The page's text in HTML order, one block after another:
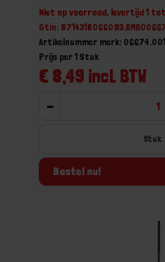
Niet op voorraad, levertijd 1
Gtin:
Artikelnummer merk:
€ 8,49 incl. BTW
Prijs per 1 Stuk
-
Bestel nu!